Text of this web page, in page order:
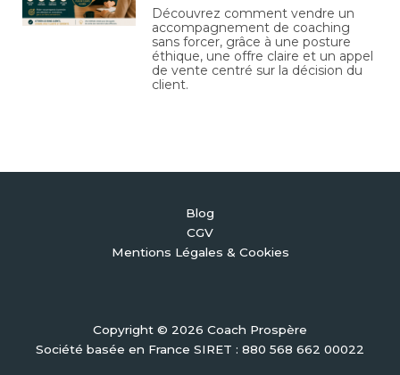
Découvrez comment vendre un
accompagnement de coaching
sans forcer, grâce à une posture
éthique, une offre claire et un appel
de vente centré sur la décision du
client.
Blog
CGV
Mentions Légales & Cookies
Copyright © 2026 Coach Prospère
Société basée en France SIRET : 880 568 662 00022